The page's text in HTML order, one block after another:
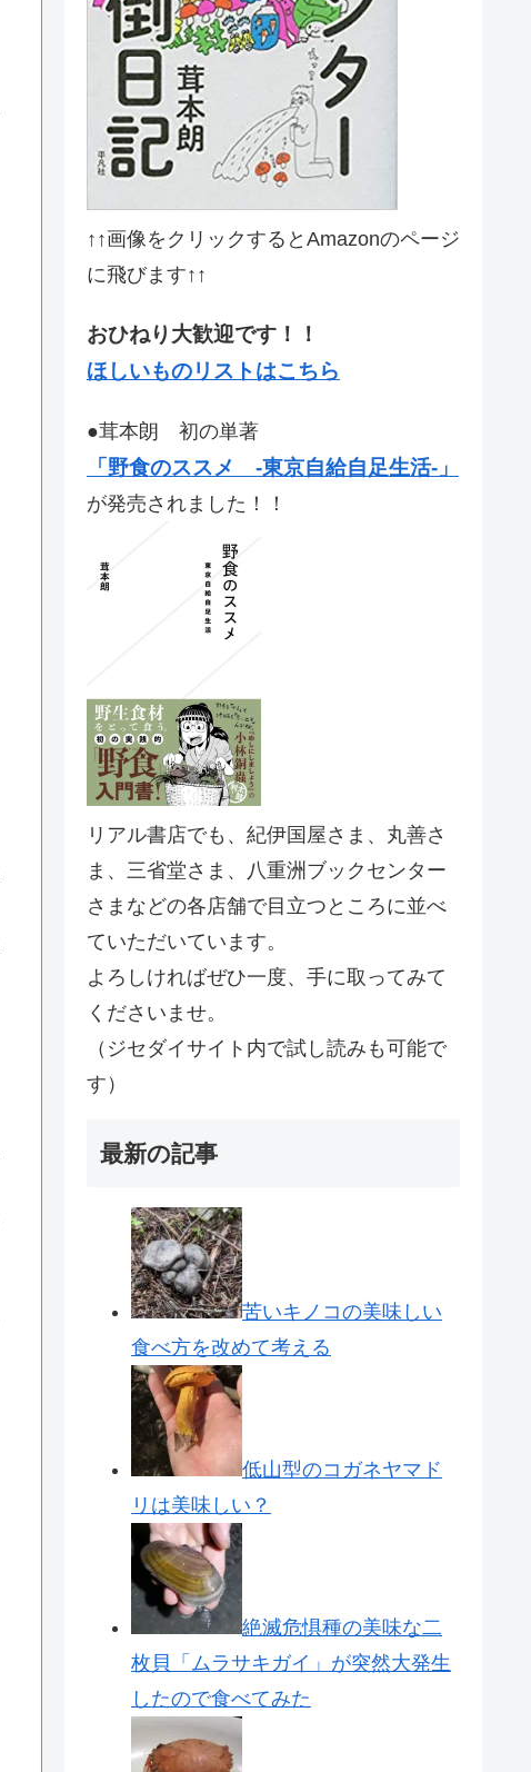
↑↑画像をクリックするとAmazonのページ
に飛びます↑↑
おひねり大歓迎です！！
ほしいものリストはこちら
●茸本朗 初の単著
「野食のススメ -東京自給自足生活-」
が発売されました！！
リアル書店でも、紀伊国屋さま、丸善さ
ま、三省堂さま、八重洲ブックセンター
さまなどの各店舗で目立つところに並べ
ていただいています。
よろしければぜひ一度、手に取ってみて
くださいませ。
（ジセダイサイト内で試し読みも可能で
す）
最新の記事
苦いキノコの美味しい
食べ方を改めて考える
低山型のコガネヤマド
リは美味しい？
絶滅危惧種の美味な二
枚貝「ムラサキガイ」が突然大発生
したので食べてみた